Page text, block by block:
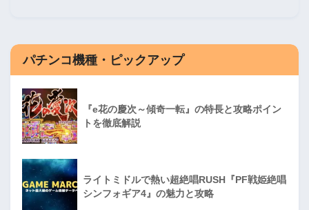
パチンコ機種・ピックアップ
『e花の慶次～傾奇一転』の特長と攻略ポイン
トを徹底解説
ライトミドルで熱い超絶唱RUSH『PF戦姫絶唱
シンフォギア4』の魅力と攻略